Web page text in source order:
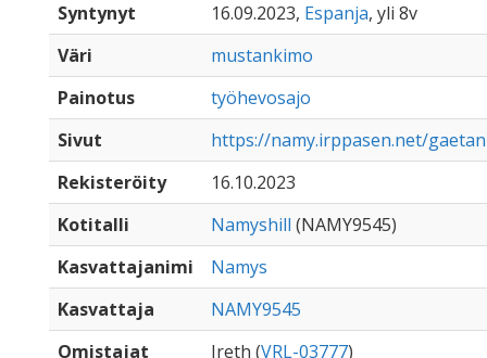
Syntynyt
16.09.2023, Espanja, yli 8v
Väri
mustankimo
Painotus
työhevosajo
Sivut
https://namy.irppasen.net/
Rekisteröity
16.10.2023
Kotitalli
Namyshill (NAMY9545)
Kasvattajanimi
Namys
Kasvattaja
NAMY9545
Omistajat
Ireth (VRL-03777)